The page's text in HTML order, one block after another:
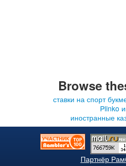
Browse
ставки на спорт
Plinko
иностранные
Партнёр